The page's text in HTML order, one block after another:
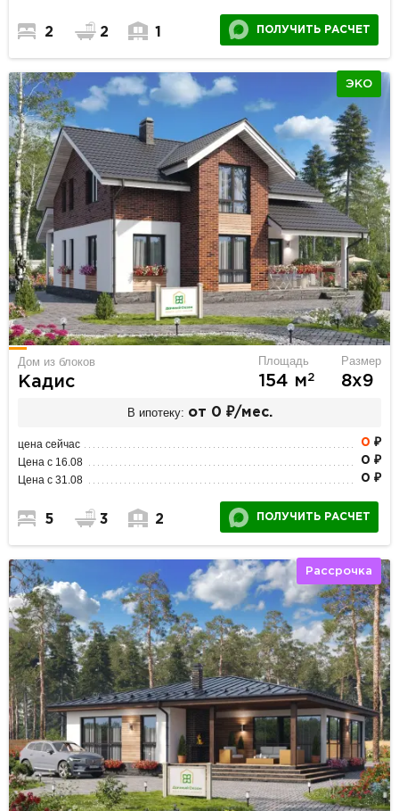
2 2 1 ПОЛУЧИТЬ РАСЧЕТ
ЭКО
Дом из блоков
Кадис
Площадь
154 м2
Размер
8х9
В ипотеку: от 0 ₽/мес.
цена сейчас 0 ₽
Цена с 16.08 0 ₽
Цена с 31.08 0 ₽
5 3 2 ПОЛУЧИТЬ РАСЧЕТ
Рассрочка